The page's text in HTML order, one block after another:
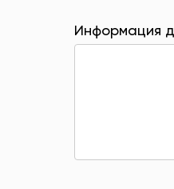
Информация